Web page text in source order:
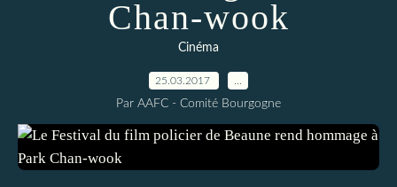
Chan-wook
Cinéma
25.03.2017
Par AAFC - Comité Bourgogne